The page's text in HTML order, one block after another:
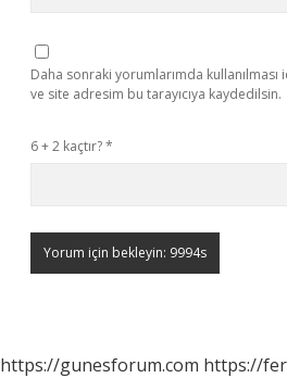
Daha sonraki yorumlarımda
ve site adresim bu tarayıcıya kaydedilsin.
6 + 2 kaçtır?*
https://gunesforum.com https://